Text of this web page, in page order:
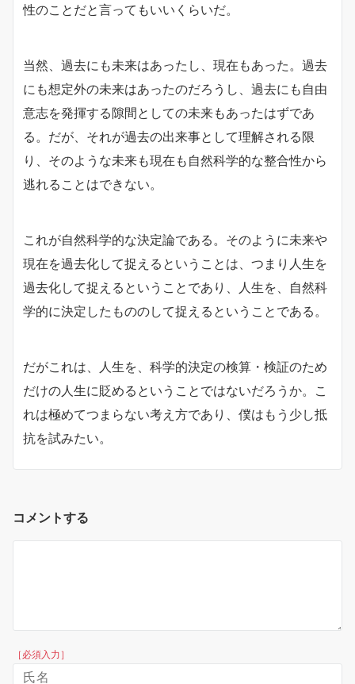
性のことだと言ってもいいくらいだ。
当然、過去にも未来はあったし、現在もあった。過去
にも想定外の未来はあったのだろうし、過去にも自由
意志を発揮する隙間としての未来もあったはずであ
る。だが、それが過去の出来事として理解される限
り、そのような未来も現在も自然科学的な整合性から
逃れることはできない。
これが自然科学的な決定論である。そのように未来や
現在を過去化して捉えるということは、つまり人生を
過去化して捉えるということであり、人生を、自然科
学的に決定したもののして捉えるということである。
だがこれは、人生を、科学的決定の検算・検証のため
だけの人生に貶めるということではないだろうか。こ
れは極めてつまらない考え方であり、僕はもう少し抵
抗を試みたい。
コメントする
［必須入力］